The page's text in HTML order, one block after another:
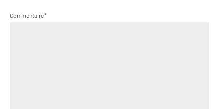
Commentaire*